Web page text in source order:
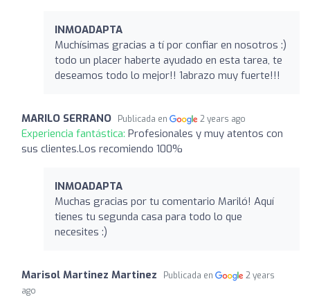
INMOADAPTA
Muchísimas gracias a tí por confiar en nosotros :)
todo un placer haberte ayudado en esta tarea, te
deseamos todo lo mejor!! 1abrazo muy fuerte!!!
MARILO SERRANO Publicada en 2 years ago
Experiencia fantástica: Profesionales y muy atentos con
sus clientes.Los recomiendo 100%
INMOADAPTA
Muchas gracias por tu comentario Mariló! Aquí
tienes tu segunda casa para todo lo que
necesites :)
Marisol Martinez Martinez Publicada en
2 years
ago